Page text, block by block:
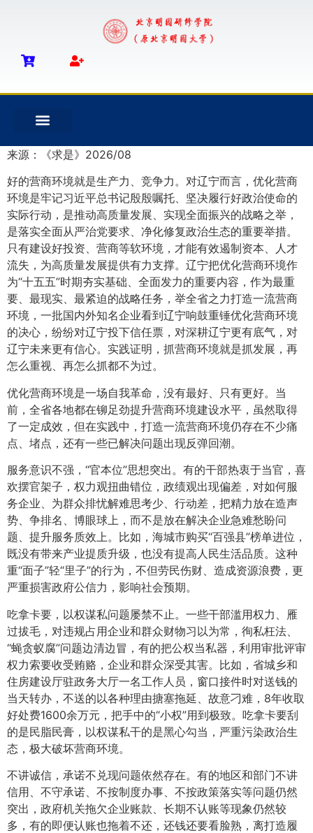
来源：《求是》2026/08
好的营商环境就是生产力、竞争力。对辽宁而言，优化营商
环境是牢记习近平总书记殷殷嘱托、坚决履行好政治使命的
实际行动，是推动高质量发展、实现全面振兴的战略之举，
是落实全面从严治党要求、净化修复政治生态的重要举措。
只有建设好投资、营商等软环境，才能有效遏制资本、人才
流失，为高质量发展提供有力支撑。辽宁把优化营商环境作
为“十五五”时期夯实基础、全面发力的重要内容，作为最重
要、最现实、最紧迫的战略任务，举全省之力打造一流营商
环境，一批国内外知名企业看到辽宁响鼓重锤优化营商环境
的决心，纷纷对辽宁投下信任票，对深耕辽宁更有底气，对
辽宁未来更有信心。实践证明，抓营商环境就是抓发展，再
怎么重视、再怎么抓都不为过。
优化营商环境是一场自我革命，没有最好、只有更好。当
前，全省各地都在铆足劲提升营商环境建设水平，虽然取得
了一定成效，但在实践中，打造一流营商环境仍存在不少痛
点、堵点，还有一些已解决问题出现反弹回潮。
服务意识不强，“官本位”思想突出。有的干部热衷于当官，喜
欢摆官架子，权力观扭曲错位，政绩观出现偏差，对如何服
务企业、为群众排忧解难思考少、行动差，把精力放在造声
势、争排名、博眼球上，而不是放在解决企业急难愁盼问
题、提升服务质效上。比如，海城市购买“百强县”榜单进位，
既没有带来产业提质升级，也没有提高人民生活品质。这种
重“面子”轻“里子”的行为，不但劳民伤财、造成资源浪费，更
严重损害政府公信力，影响社会预期。
吃拿卡要，以权谋私问题屡禁不止。一些干部滥用权力、雁
过拔毛，对违规占用企业和群众财物习以为常，徇私枉法、
“蝇贪蚁腐”问题边清边冒，有的把公权当私器，利用审批评审
权力索要收受贿赂，企业和群众深受其害。比如，省城乡和
住房建设厅驻政务大厅一名工作人员，窗口接件时对送钱的
当天转办，不送的以各种理由搪塞拖延、故意刁难，8年收取
好处费1600余万元，把手中的“小权”用到极致。吃拿卡要刮
的是民脂民膏，以权谋私干的是黑心勾当，严重污染政治生
态，极大破坏营商环境。
不讲诚信，承诺不兑现问题依然存在。有的地区和部门不讲
信用、不守承诺、不按制度办事、不按政策落实等问题仍然
突出，政府机关拖欠企业账款、长期不认账等现象仍然较
多，有的即便认账也拖着不还，还钱还要看脸熟，离打造履